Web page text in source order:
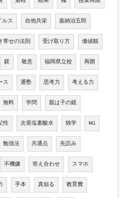
ルス 自他共栄 嘉納治五郎
寄せの法則 受け取り方 価値観
躾 敬意 福岡県立校 再開
ス 通塾 思考力 考える力
無料 学問 親は子の鏡
性 次亜塩素酸水 独学 NG
勉強法 共通点 先読み
不機嫌 答え合わせ スマホ
手本 真似る 教育費